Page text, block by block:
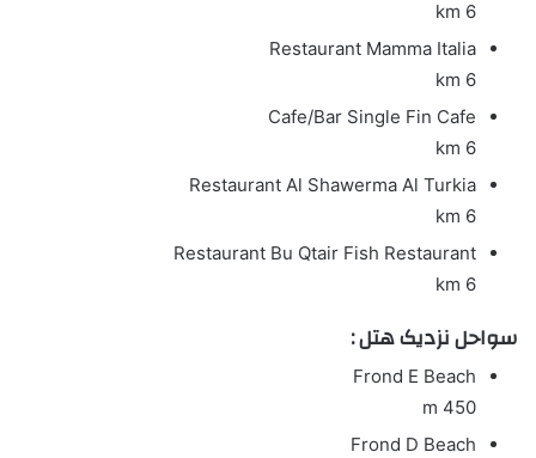
6 km
Restaurant Mamma Italia
6 km
Cafe/Bar Single Fin Cafe
6 km
Restaurant Al Shawerma Al Turkia
6 km
Restaurant Bu Qtair Fish Restaurant
6 km
سواحل نزدیک هتل :
Frond E Beach
450 m
Frond D Beach